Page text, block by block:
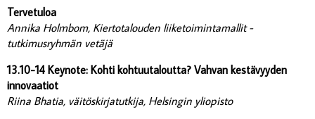
Tervetuloa
Annika Holmbom, Kiertotalouden liiketoimintamallit -
tutkimusryhmän vetäjä
13.10-14 Keynote: Kohti kohtuutaloutta? Vahvan kestävyyden
innovaatiot
Riina Bhatia, väitöskirjatutkija, Helsingin yliopisto